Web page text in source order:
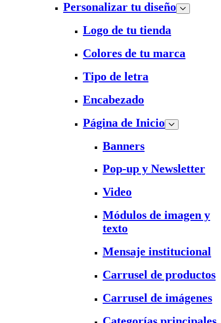
Personalizar tu diseño
Logo de tu tienda
Colores de tu marca
Tipo de letra
Encabezado
Página de Inicio
Banners
Pop-up y Newsletter
Video
Módulos de imagen y
texto
Mensaje institucional
Carrusel de productos
Carrusel de imágenes